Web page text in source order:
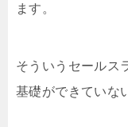
ます。
そういうセールス
基礎ができていな